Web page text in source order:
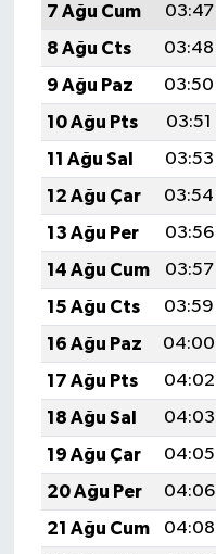
7 Ağu Cum
03:47
8 Ağu Cts
03:48
9 Ağu Paz
03:50
10 Ağu Pts
03:51
11 Ağu Sal
03:53
12 Ağu Çar
03:54
13 Ağu Per
03:56
14 Ağu Cum
03:57
15 Ağu Cts
03:59
16 Ağu Paz
04:00
17 Ağu Pts
04:02
18 Ağu Sal
04:03
19 Ağu Çar
04:05
20 Ağu Per
04:06
21 Ağu Cum
04:08